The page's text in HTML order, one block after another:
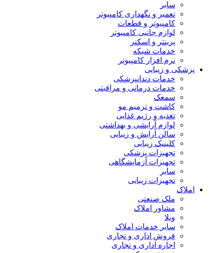
سایر
تعمیر و نگهداری کامپیوتر
کامپیوتر و قطعات
لوازم جانبی کامپیوتر
پرینتر و اسکنر
خدمات شبکه
نرم افزار کامپیوتر
پزشکی و زیبایی
خدمات دندانپزشکی
خدمات درمانی و مراقبتی
سمعک
کاشت و ترمیم مو
تغذیه و رژیم غذایی
لوازم آرایشی و بهداشتی
سالن آرایش و زیبایی
کلینیک زیبایی
تجهیزات پزشکی
تجهیزات آزمایشگاهی
سایر
تجهیزات زیبایی
املاک
ملک صنعتی
مشاور املاک
ویلا
سایر خدمات املاک
فروش اداری و تجاری
اجاره اداری و تجاری